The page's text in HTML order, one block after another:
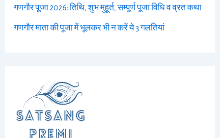
गणगौर पूजा 2026: तिथि, शुभ मुहूर्त, सम्पूर्ण पूजा विधि व व्रत कथा
गणगौर माता की पूजा में भूलकर भी न करें ये 3 गलतियां